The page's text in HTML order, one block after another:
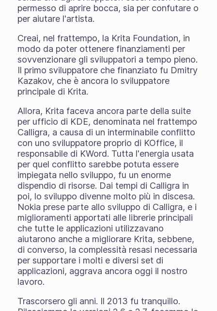
permesso di aprire bocca, sia per confutare o
per aiutare l'artista.
Creai, nel frattempo, la Krita Foundation, in
modo da poter ottenere finanziamenti per
sovvenzionare gli sviluppatori a tempo pieno.
Il primo sviluppatore che finanziato fu Dmitry
Kazakov, che è ancora lo sviluppatore
principale di Krita.
Allora, Krita faceva ancora parte della suite
per ufficio di KDE, denominata nel frattempo
Calligra, a causa di un interminabile conflitto
con uno sviluppatore proprio di KOffice, il
responsabile di KWord. Tutta l'energia usata
per quel conflitto sarebbe potuta essere
impiegata nello sviluppo, fu un enorme
dispendio di risorse. Dai tempi di Calligra in
poi, lo sviluppo divenne molto più in discesa.
Nokia prese parte allo sviluppo di Calligra, e i
miglioramenti apportati alle librerie principali
che tutte le applicazioni utilizzavano
aiutarono anche a migliorare Krita, sebbene,
di converso, la complessità resasi necessaria
per supportare i molti e diversi set di
applicazioni, aggrava ancora oggi il nostro
lavoro.
Trascorsero gli anni. Il 2013 fu tranquillo.